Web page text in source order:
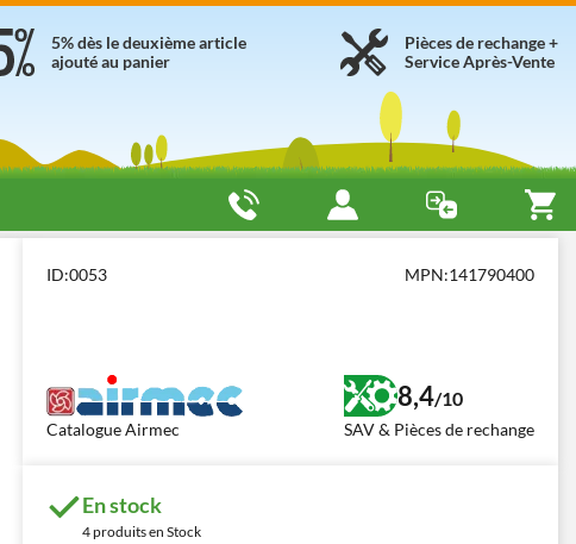
Pièces de rechange +
Service Après-Vente
5% dès le deuxième article
ajouté au panier
ID:0053 MPN:141790400
Catalogue Airmec
8,4/10
SAV & Pièces de rechange
En stock
4 produits en Stock